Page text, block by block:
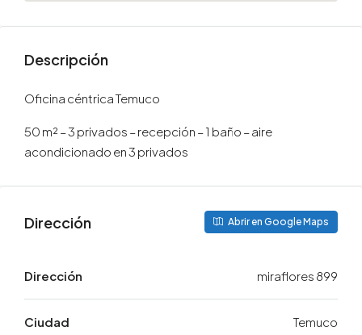
Descripción
Oficina céntrica Temuco
50 m² – 3 privados – recepción – 1 baño – aire
acondicionado en 3 privados
Dirección Abrir en Google Maps
Dirección miraflores 899
Ciudad Temuco